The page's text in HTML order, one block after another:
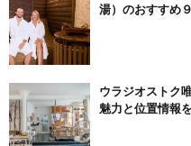
湯）のおすすめ
ウラジオストク
魅力と位置情報